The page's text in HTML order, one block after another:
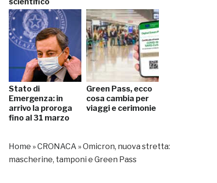
Stato di
Emergenza: in
arrivo la proroga
fino al 31 marzo
Green Pass, ecco
cosa cambia per
viaggi e cerimonie
Home »CRONACA »Omicron, nuova stretta:
mascherine, tamponi e Green Pass